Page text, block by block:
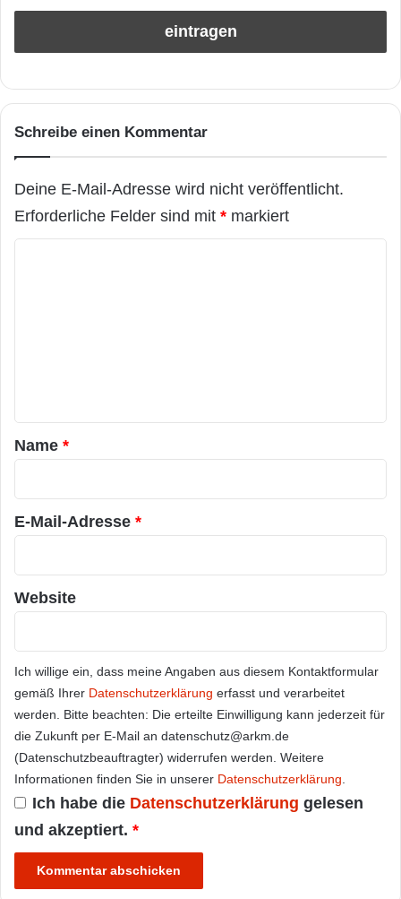
Schreibe einen Kommentar
Deine E-Mail-Adresse wird nicht veröffentlicht.
Erforderliche Felder sind mit * markiert
a
r
*
Name *
E-Mail-Adresse *
Website
Ich willige ein, dass meine Angaben aus diesem Kontaktformular
gemäß Ihrer Datenschutzerklärung erfasst und verarbeitet
werden. Bitte beachten: Die erteilte Einwilligung kann jederzeit für
die Zukunft per E-Mail an datenschutz@arkm.de
(Datenschutzbeauftragter) widerrufen werden. Weitere
Informationen finden Sie in unserer Datenschutzerklärung
Ich habe die Datenschutzerklärung gelesen
und akzeptiert. *